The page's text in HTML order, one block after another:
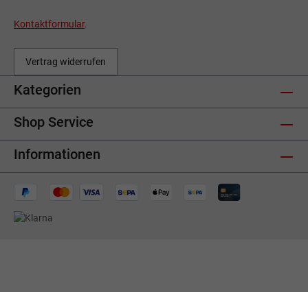
Kontaktformular.
Vertrag widerrufen
Kategorien
Shop Service
Informationen